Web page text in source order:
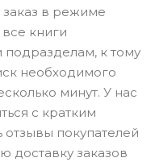
в режиме
книги
к тому
необходимого
минут. У нас
с кратким
покупателей
доставку заказов